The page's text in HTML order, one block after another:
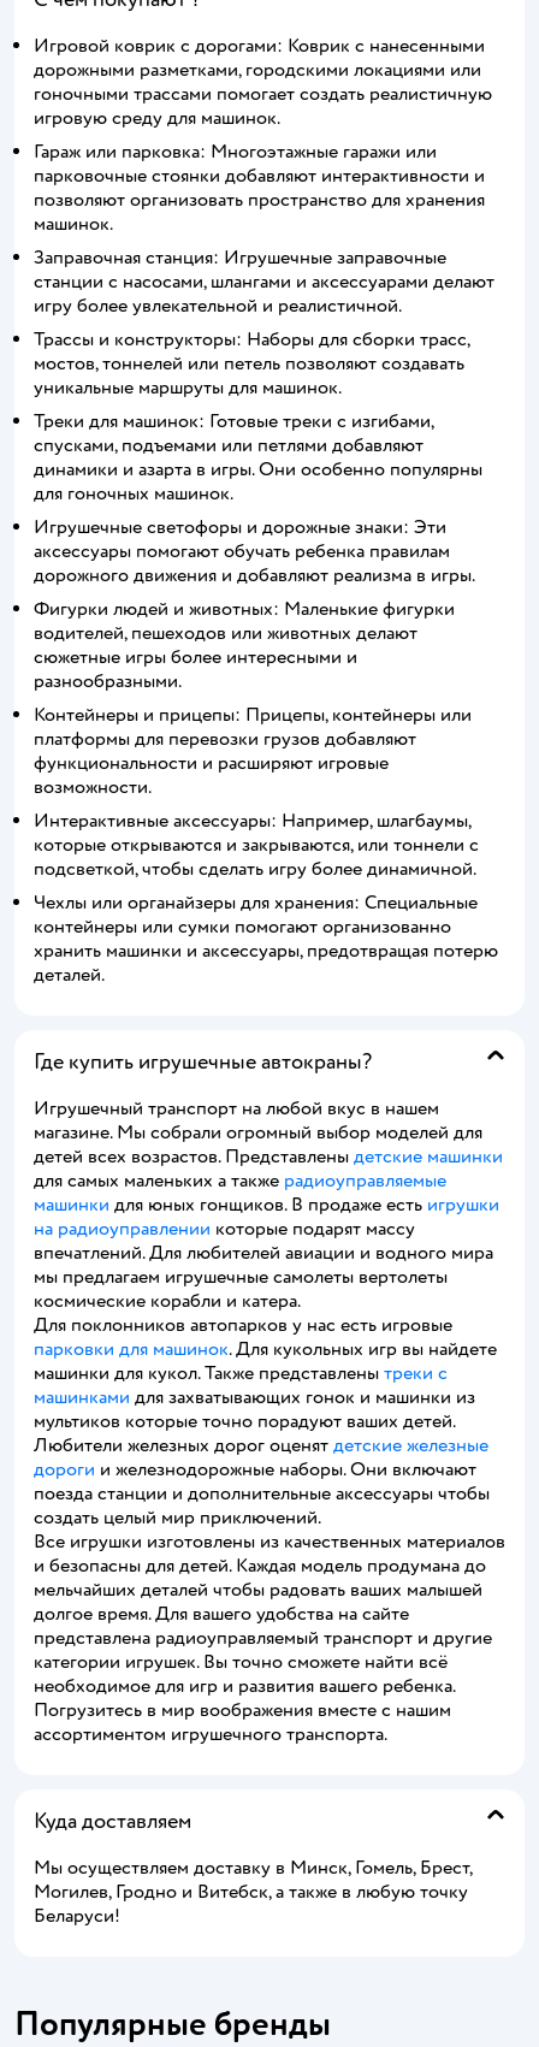
Игровой коврик с дорогами: Коврик с нанесенными
дорожными разметками, городскими локациями или
гоночными трассами помогает создать реалистичную
игровую среду для машинок.
Гараж или парковка: Многоэтажные гаражи или
парковочные стоянки добавляют интерактивности и
позволяют организовать пространство для хранения
машинок.
Заправочная станция: Игрушечные заправочные
станции с насосами, шлангами и аксессуарами делают
игру более увлекательной и реалистичной.
Трассы и конструкторы: Наборы для сборки трасс,
мостов, тоннелей или петель позволяют создавать
уникальные маршруты для машинок.
Треки для машинок: Готовые треки с изгибами,
спусками, подъемами или петлями добавляют
динамики и азарта в игры. Они особенно популярны
для гоночных машинок.
Игрушечные светофоры и дорожные знаки: Эти
аксессуары помогают обучать ребенка правилам
дорожного движения и добавляют реализма в игры.
Фигурки людей и животных: Маленькие фигурки
водителей, пешеходов или животных делают
сюжетные игры более интересными и
разнообразными.
Контейнеры и прицепы: Прицепы, контейнеры или
платформы для перевозки грузов добавляют
функциональности и расширяют игровые
возможности.
Интерактивные аксессуары: Например, шлагбаумы,
которые открываются и закрываются, или тоннели с
подсветкой, чтобы сделать игру более динамичной.
Чехлы или органайзеры для хранения: Специальные
контейнеры или сумки помогают организованно
хранить машинки и аксессуары, предотвращая потерю
деталей.
Где купить игрушечные автокраны?
Игрушечный транспорт на любой вкус в нашем
магазине. Мы собрали огромный выбор моделей для
детей всех возрастов. Представлены детские машинки
для самых маленьких а также радиоуправляемые
машинки для юных гонщиков. В продаже есть игрушки
на радиоуправлении которые подарят массу
впечатлений. Для любителей авиации и водного мира
мы предлагаем игрушечные самолеты вертолеты
космические корабли и катера.
Для поклонников автопарков у нас есть игровые
парковки для машинок. Для кукольных игр вы найдете
машинки для кукол. Также представлены треки с
машинками для захватывающих гонок и машинки из
мультиков которые точно порадуют ваших детей.
Любители железных дорог оценят детские железные
дороги и железнодорожные наборы. Они включают
поезда станции и дополнительные аксессуары чтобы
создать целый мир приключений.
Все игрушки изготовлены из качественных материалов
и безопасны для детей. Каждая модель продумана до
мельчайших деталей чтобы радовать ваших малышей
долгое время. Для вашего удобства на сайте
представлена радиоуправляемый транспорт и другие
категории игрушек. Вы точно сможете найти всё
необходимое для игр и развития вашего ребенка.
Погрузитесь в мир воображения вместе с нашим
ассортиментом игрушечного транспорта.
Куда доставляем
Мы осуществляем доставку в Минск, Гомель, Брест,
Могилев, Гродно и Витебск, а также в любую точку
Беларуси!
Популярные бренды